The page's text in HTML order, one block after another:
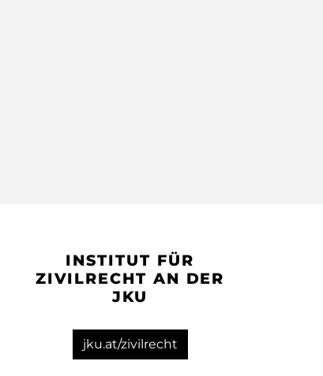
INSTITUT FÜR
ZIVILRECHT AN DER
JKU
jku.at/zivilrecht